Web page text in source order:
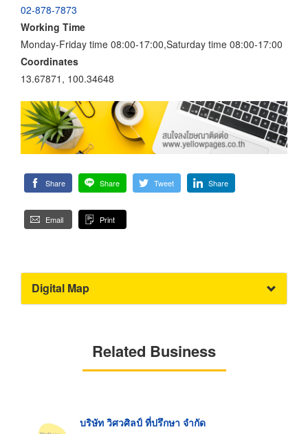
02-878-7873
Working Time
Monday-Friday time 08:00-17:00,Saturday time 08:00-17:00
Coordinates
13.67871, 100.34648
Share Share Tweet Share
Email Print
Digital Map
Related Business
บริษัท วิศวศิลป์ ที่ปรึกษา จำกัด